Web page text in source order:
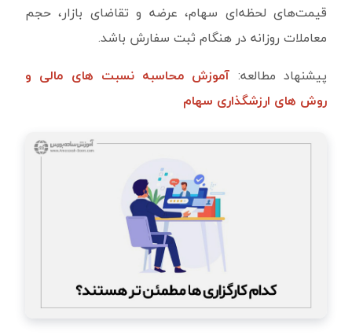
قیمت‌های لحظه‌ای سهام، عرضه و تقاضای بازار، حجم
معاملات روزانه در هنگام ثبت سفارش باشد.
پیشنهاد مطالعه: آموزش محاسبه نسبت های مالی و
روش های ارزشگذاری سهام